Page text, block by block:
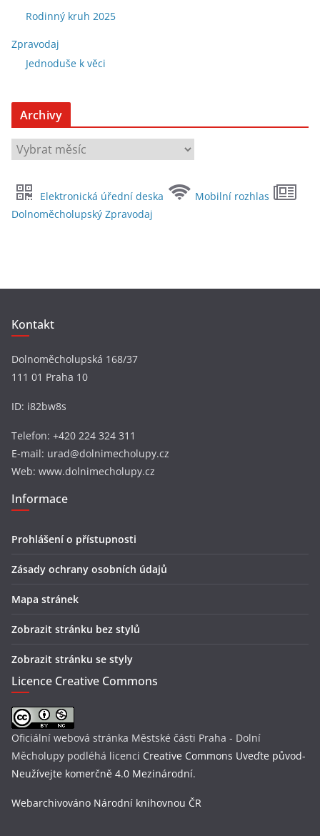
Rodinný kruh 2025
Zpravodaj
Jednoduše k věci
Archivy
A
r
h
i
Elektronická úřední deska
Mobilní rozhlas
Dolnoměcholupský Zpravodaj
Kontakt
Dolnoměcholupská 168/37
111 01 Praha 10
ID: i82bw8s
Telefon: +420 224 324 311
E-mail: urad@dolnimecholupy.cz
Web: www.dolnimecholupy.cz
Informace
Prohlášení o přístupnosti
Zásady ochrany osobních údajů
Mapa stránek
Zobrazit stránku bez stylů
Zobrazit stránku se styly
Licence Creative Commons
Oficiální webová stránka Městské části Praha - Dolní
Měcholupy podléhá licenci Creative Commons Uveďte původ-
Neužívejte komerčně 4.0 Mezinárodní.
Webarchivováno Národní knihovnou ČR